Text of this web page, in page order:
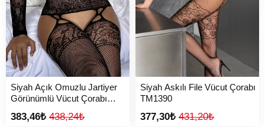
Siyah Açık Omuzlu Jartiyer
Görünümlü Vücut Çorabı
383,46₺ 438,24₺
Siyah Askılı File Vücut Çorabı
TM1390
377,30₺ 431,20₺